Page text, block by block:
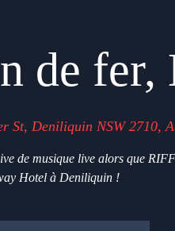
de
St, Deniliquin NSW 2710,
de musique live alors que
Hotel à Deniliquin !